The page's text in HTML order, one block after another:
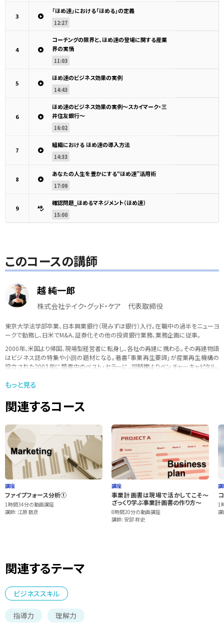
3
「ほめ達」における「ほめる」の定義
12:27
4
コーチングの限界と、ほめ達の登場に関する産業
界の実情
11:03
5
ほめ達のビジネス効果の実例
14:43
6
ほめ達のビジネス効果の実例～スカイマーク・三
井住友銀行～
16:02
7
組織における ほめ達の導入方法
14:33
8
あなたの人生を豊かにする“ほめ達”活用術
17:09
9
確認問題_ほめるマネジメント（ほめ達）
15:00
このコースの講師
越 純一郎
株式会社テイク・グッド・ケア 代表取締役
東京大学法学部卒業、日本興業銀行（現みずほ銀行）入行。在職中の過半をニューヨ
ークで勤務し、日米でM&A、証券化その他の投資銀行業務、業務企画に従事。
2000年、米国より帰国、現場型経営者に転身し、各社の再建に携わる｡その再建物語
はビジネス誌の特集や小説の題材となる。著書「事業再生要諦」が産業再生機構の
設立された2003年に類書中のベスト・セラーに。同時期よりベンチャーキャピタル、
業の顧問・役員を歴任。
もっと見る
関連するコース
講座
ファイブフォース分析①
1時間34分の動画講座
講師: 江原 数彦
講座
事業計画書は現場で活かしてこそ〜
ざっくり学ぶ事業計画書の作り方〜
8時間20分の動画講座
講師: 安部 祥史
1
講
関連するテーマ
ビジネススキル
指導力 理解力